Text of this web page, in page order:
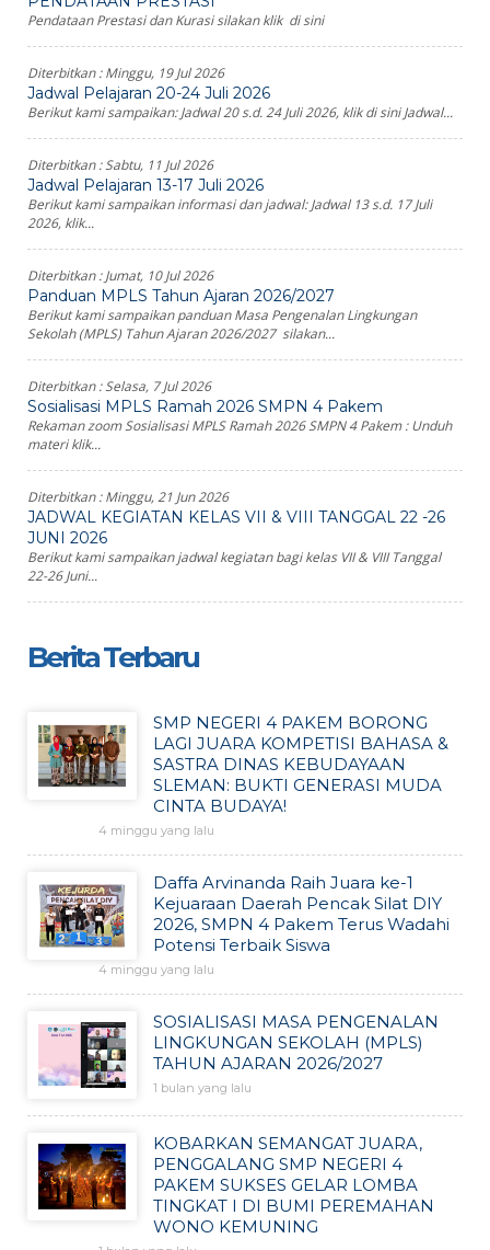
Pendataan Prestasi dan Kurasi silakan klik di sini
Diterbitkan :Minggu, 19 Jul 2026
Jadwal Pelajaran 20-24 Juli 2026
Berikut kami sampaikan: Jadwal 20 s.d. 24 Juli 2026, klik di sini Jadwal...
Diterbitkan :Sabtu, 11 Jul 2026
Jadwal Pelajaran 13-17 Juli 2026
Berikut kami sampaikan informasi dan jadwal: Jadwal 13 s.d. 17 Juli
2026, klik...
Diterbitkan :Jumat, 10 Jul 2026
Panduan MPLS Tahun Ajaran 2026/2027
Berikut kami sampaikan panduan Masa Pengenalan Lingkungan
Sekolah (MPLS) Tahun Ajaran 2026/2027 silakan...
Diterbitkan :Selasa, 7 Jul 2026
Sosialisasi MPLS Ramah 2026 SMPN 4 Pakem
Rekaman zoom Sosialisasi MPLS Ramah 2026 SMPN 4 Pakem : Unduh
materi klik...
Diterbitkan :Minggu, 21 Jun 2026
JADWAL KEGIATAN KELAS VII & VIII TANGGAL 22 -26
JUNI 2026
Berikut kami sampaikan jadwal kegiatan bagi kelas VII & VIII Tanggal
22-26 Juni...
Berita Terbaru
SMP NEGERI 4 PAKEM BORONG
LAGI JUARA KOMPETISI BAHASA &
SASTRA DINAS KEBUDAYAAN
SLEMAN: BUKTI GENERASI MUDA
CINTA BUDAYA!
4 minggu yang lalu
Daffa Arvinanda Raih Juara ke-1
Kejuaraan Daerah Pencak Silat DIY
2026, SMPN 4 Pakem Terus Wadahi
Potensi Terbaik Siswa
4 minggu yang lalu
SOSIALISASI MASA PENGENALAN
LINGKUNGAN SEKOLAH (MPLS)
TAHUN AJARAN 2026/2027
1 bulan yang lalu
KOBARKAN SEMANGAT JUARA,
PENGGALANG SMP NEGERI 4
PAKEM SUKSES GELAR LOMBA
TINGKAT I DI BUMI PEREMAHAN
WONO KEMUNING